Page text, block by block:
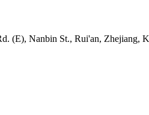
(E), Nanbin St., Rui'an, Zhejiang,